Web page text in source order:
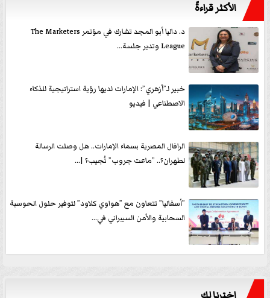
الأكثر قراءةً
د. داليا أبو المجد تشارك في مؤتمر The Marketers
League وتدير جلسة...
خبير لـ”أزهري”: الإمارات لديها رؤية استراتيجية للذكاء
الاصطناعي | فيديو
الرافال المصرية بسماء الإمارات.. هل وصلت الرسالة
لطهران؟.. ”ماعت جروب” تُجيب؟ |...
”أسفاليا” تتعاون مع ”هواوي كلاود” لتوفير حلول الحوسبة
السحابية والأمن السيبراني في...